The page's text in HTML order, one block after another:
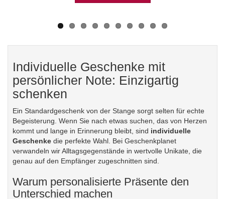
Individuelle Geschenke mit
persönlicher Note: Einzigartig
schenken
Ein Standardgeschenk von der Stange sorgt selten für echte
Begeisterung. Wenn Sie nach etwas suchen, das von Herzen
kommt und lange in Erinnerung bleibt, sind individuelle
Geschenke die perfekte Wahl. Bei Geschenkplanet
verwandeln wir Alltagsgegenstände in wertvolle Unikate, die
genau auf den Empfänger zugeschnitten sind.
Warum personalisierte Präsente den
Unterschied machen